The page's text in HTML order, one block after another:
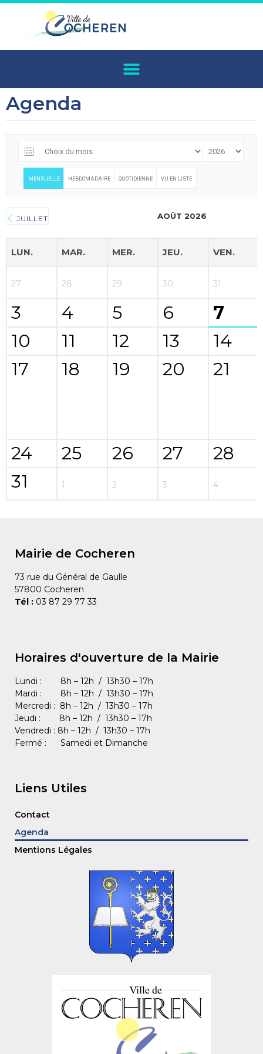
Agenda
MENSUELLE HEBDOMADAIRE QUOTIDIENNE VU EN LISTE
JUILLET AOÛT 2026
LUN. MAR. MER. JEU. VEN.
27 28 29 30 31
3 4 5 6
7
10
11 12 13
14
17
18 19 20 21
24 25 26 27
28
31
1 2 3 4
Mairie de Cocheren
73 rue du Général de Gaulle
57800 Cocheren
Tél : 03 87 29 77 33
Horaires d'ouverture de la Mairie
Lundi : 8h – 12h / 13h30 – 17h
Mardi : 8h – 12h / 13h30 – 17h
Mercredi : 8h – 12h / 13h30 – 17h
Jeudi : 8h – 12h / 13h30 – 17h
Vendredi : 8h – 12h / 13h30 – 17h
Fermé : Samedi et Dimanche
Liens Utiles
Contact
Agenda
Mentions Légales